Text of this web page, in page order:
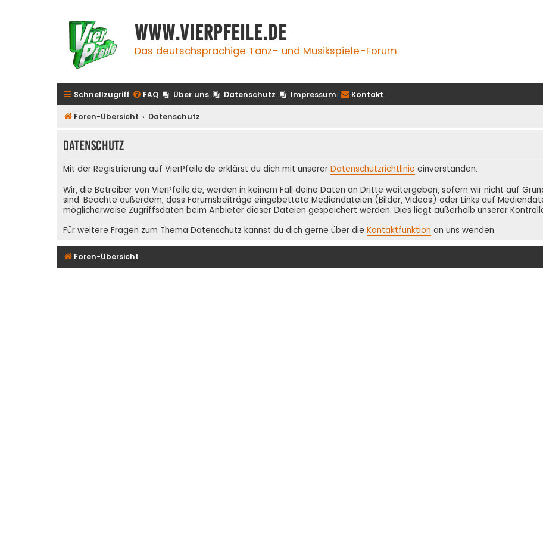
www.vierpfeile.de
Das deutschsprachige Tanz- und Musikspiele-Forum
Schnellzugriff FAQ Über uns Datenschutz Impressum Kontakt
Foren-Übersicht Datenschutz
Datenschutz
Mit der Registrierung auf VierPfeile.de erklärst du dich mit unserer Datenschutzrichtlinie einverstanden.
Wir, die Betreiber von VierPfeile.de, werden in keinem Fall deine Daten an Dritte weitergeben, sofern wir nicht auf
sind. Beachte außerdem, dass Forumsbeiträge eingebettete Mediendateien (Bilder, Videos) oder Links auf
möglicherweise Zugriffsdaten beim Anbieter dieser Dateien gespeichert werden. Dies liegt außerhalb unserer
Für weitere Fragen zum Thema Datenschutz kannst du dich gerne über die Kontaktfunktion an uns wenden.
Foren-Übersicht